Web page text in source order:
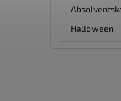
Halloween